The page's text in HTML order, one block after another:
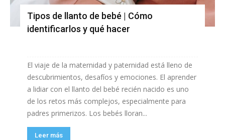
Tipos de llanto de bebé | Cómo
identificarlos y qué hacer
El viaje de la maternidad y paternidad está lleno de
descubrimientos, desafíos y emociones. El aprender
a lidiar con el llanto del bebé recién nacido es uno
de los retos más complejos, especialmente para
padres primerizos. Los bebés lloran...
Leer más